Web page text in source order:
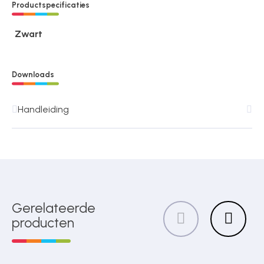
Productspecificaties
Zwart
Downloads
Handleiding
Gerelateerde
producten